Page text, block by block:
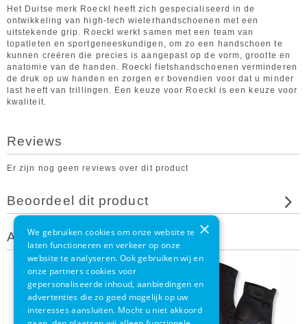
Het Duitse merk Roeckl heeft zich gespecialiseerd in de
ontwikkeling van high-tech wielerhandschoenen met een
uitstekende grip. Roeckl werkt samen met een team van
topatleten en sportgeneeskundigen, om zo een handschoen te
kunnen creëren die precies is aangepast op de vorm, grootte en
anatomie van de handen. Roeckl fietshandschoenen verminderen
de druk op uw handen en zorgen er bovendien voor dat u minder
last heeft van trillingen. Een keuze voor Roeckl is een keuze voor
kwaliteit.
Reviews
Er zijn nog geen reviews over dit product
Beoordeel dit product
Andere klanten bekeken ook ×
We gebruiken cookies om onze website te
laten functioneren en verkeer op onze
website te analyseren. Ook gebruiken wij en
onze partners cookies voor
gepersonaliseerde inhoud, aanbiedingen en
advertenties die zo goed mogelijk op uw
interesses aansluiten. Mocht u niet akkoord